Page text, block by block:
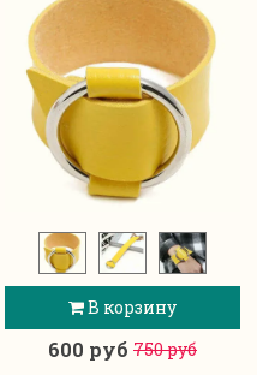
В корзину
600 руб 750 руб